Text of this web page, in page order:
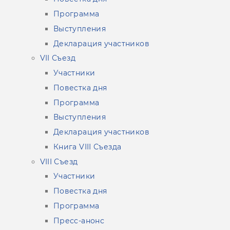
Программа
Выступления
Декларация участников
VII Съезд
Участники
Повестка дня
Программа
Выступления
Декларация участников
Книга VIIІ Съезда
VIII Съезд
Участники
Повестка дня
Программа
Пресс-анонс